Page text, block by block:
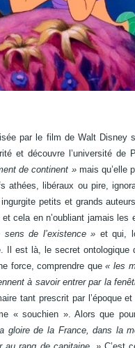
par le film de Walt Disney
et découvre l’université de
de continent »mais qu’elle
athées, libéraux ou pire,
petits et grands
cela en n’oubliant jamais les
de l’existence » et qui,
Il est là, le secret
force, comprendre que« les
à savoir entrer par la
tant prescrit par l’époque
« souchien ». Alors que
gloire de la France, dans la